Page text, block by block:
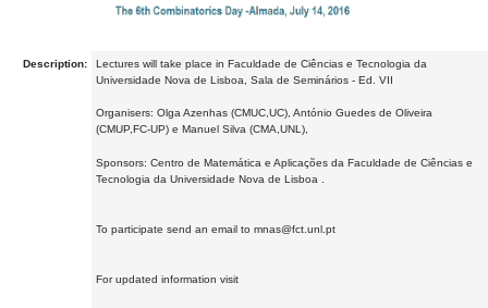
Description:
Lectures will take place in Faculdade de Ciências e Tecnologia da
Universidade Nova de Lisboa, Sala de Seminários - Ed. VII
Organisers: Olga Azenhas (CMUC,UC), António Guedes de Oliveira
(CMUP,FC-UP) e Manuel Silva (CMA,UNL),
Sponsors: Centro de Matemática e Aplicações da Faculdade de Ciências e
Tecnologia da Universidade Nova de Lisboa .
To participate send an email to mnas@fct.unl.pt
For updated information visit